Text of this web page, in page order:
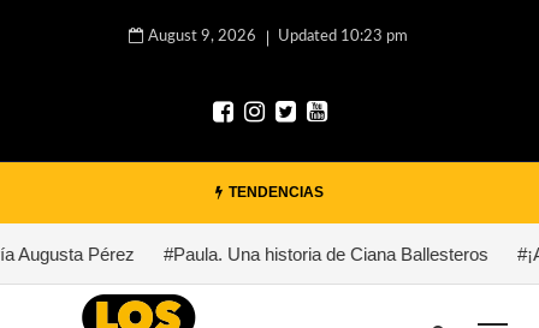
August 9, 2026 Updated 10:23 pm
TENDENCIAS
Augusta Pérez #Paula. Una historia de Ciana Ballesteros